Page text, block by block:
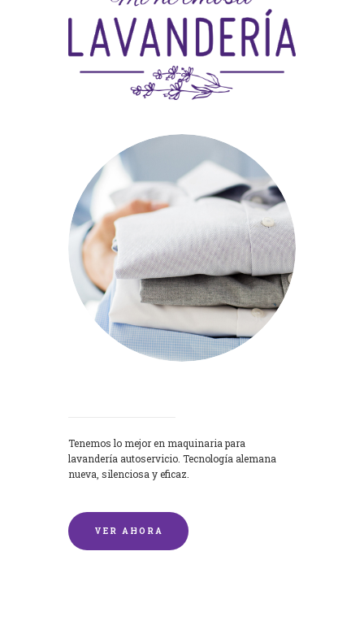
Tenemos lo mejor en maquinaria para
lavandería autoservicio. Tecnología alemana
nueva, silenciosa y eficaz.
VER AHORA